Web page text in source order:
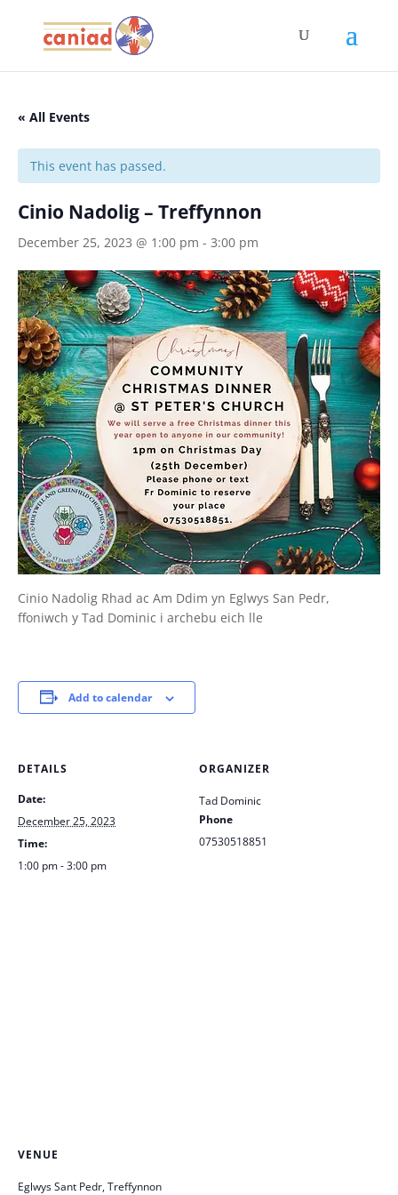
« All Events
This event has passed.
Cinio Nadolig – Treffynnon
December 25, 2023 @ 1:00 pm - 3:00 pm
Cinio Nadolig Rhad ac Am Ddim yn Eglwys San Pedr,
ffoniwch y Tad Dominic i archebu eich lle
Add to calendar
DETAILS
Date:
December 25, 2023
Time:
1:00 pm - 3:00 pm
ORGANIZER
Tad Dominic
Phone
07530518851
VENUE
Eglwys Sant Pedr, Treffynnon